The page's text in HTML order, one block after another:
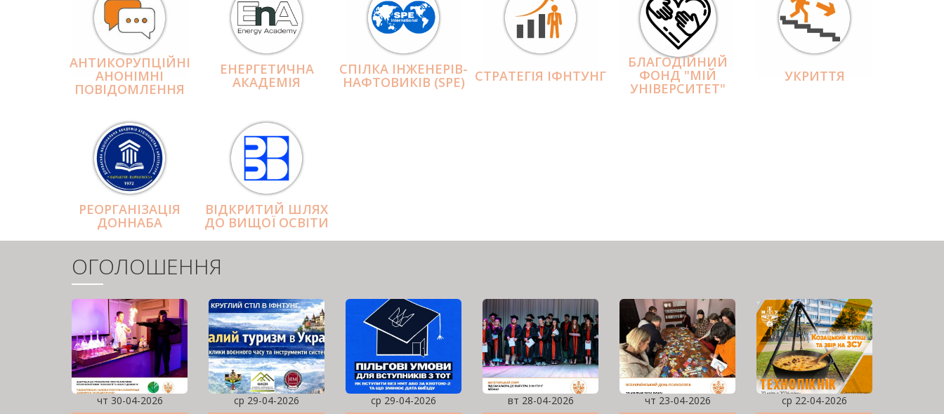
АНТИКОРУПЦІЙНІ
АНОНІМНІ
ПОВІДОМЛЕННЯ
ЕНЕРГЕТИЧНА
АКАДЕМІЯ
СПІЛКА ІНЖЕНЕРІВ-
НАФТОВИКІВ (SPE) СТРАТЕГІЯ ІФНТУНГ
БЛАГОДІЙНИЙ
ФОНД "МІЙ
УНІВЕРСИТЕТ"
УКРИТТЯ
РЕОРГАНІЗАЦІЯ
ДОННАБА
ВІДКРИТИЙ ШЛЯХ
ДО ВИЩОЇ ОСВІТИ
ОГОЛОШЕННЯ
чт 30-04-2026 ср 29-04-2026 ср 29-04-2026 вт 28-04-2026 чт 23-04-2026 ср 22-04-2026